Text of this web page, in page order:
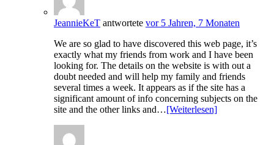
JeannieKeT antwortete vor 5 Jahren, 7 Monaten
We are so glad to have discovered this web page, it’s
exactly what my friends from work and I have been
looking for. The details on the website is with out a
doubt needed and will help my family and friends
several times a week. It appears as if the site has a
significant amount of info concerning subjects on the
site and the other links and…[Weiterlesen]